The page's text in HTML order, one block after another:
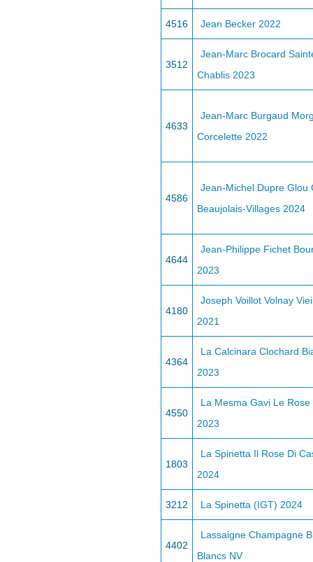
4516 Jean Becker 2022
3512
Jean-Marc Brocard
Chablis 2023
4633
Jean-Marc Burgaud
Corcelette 2022
4586
Jean-Michel Dupre Glou
Beaujolais-Villages 2024
4644
Jean-Philippe Fichet
2023
4180
Joseph Voillot Volnay
2021
4364
La Calcinara Clochard
2023
4550
La Mesma Gavi Le Rose
2023
1803
La Spinetta Il Rose Di
2024
3212 La Spinetta (IGT) 2024
4402
Lassaigne Champagne
Blancs NV